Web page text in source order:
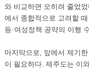
와 비교하면 오히려 줄었
에서 종합적으로 고려할
등·여성정책 공약의 이행
마지막으로, 앞에서 제기
이 필요하다. 제주도는 이